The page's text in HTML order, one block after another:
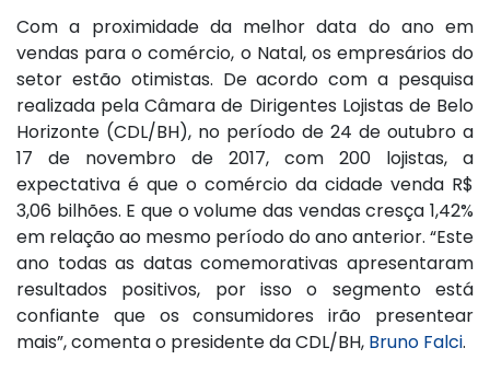
Com a proximidade da melhor data do ano em
vendas para o comércio, o Natal, os empresários do
setor estão otimistas. De acordo com a pesquisa
realizada pela Câmara de Dirigentes Lojistas de Belo
Horizonte (CDL/BH), no período de 24 de outubro a
17 de novembro de 2017, com 200 lojistas, a
expectativa é que o comércio da cidade venda R$
3,06 bilhões. E que o volume das vendas cresça 1,42%
em relação ao mesmo período do ano anterior. “Este
ano todas as datas comemorativas apresentaram
resultados positivos, por isso o segmento está
confiante que os consumidores irão presentear
mais”, comenta o presidente da CDL/BH, Bruno Falci.